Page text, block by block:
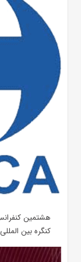
هشتمین
کنگره بین